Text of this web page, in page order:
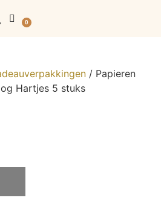
0
/ Papieren
Hartjes 5 stuks